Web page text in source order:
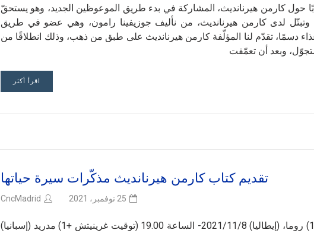
حول كارمن هيرنانديث، المشاركة في بدء طريق الموعوظين الجديد، وهو يستحقّ
لدى كارمن هيرنانديث، من نأليف جوزيفينا رامون، وهي عضو في طريق
دسمًا، تقدّم لنا المؤلّفة كارمن هيرنانديث على طبق من ذهب، وذلك انطلاقًا من
وبعد أن تعمّقت
اقرأ أكثر
تقديم كتاب كارمن هيرنانديث مذكّرات سيرة حياتها
25 نوفمبر، 2021 CncMadrid
2021/11/29- الساعة 18.30 (توقيت غرينيتش +1) روما، (إيطاليا) 2021/11/8- الساعة 19.00 (توقيت غرينيتش +1) مدريد (إسبانيا)